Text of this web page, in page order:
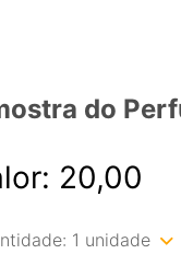
do
20,00
1 unidade